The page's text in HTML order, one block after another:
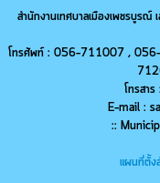
สำนักงานเทศบาลเมืองเพชรบูร
โทรศัพท์ : 056-711007 ,
โทรส
E-mail :
::
แผนที่ตั้ง